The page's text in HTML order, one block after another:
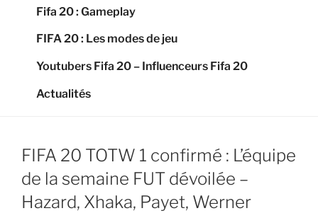
Fifa 20 : Gameplay
FIFA 20 : Les modes de jeu
Youtubers Fifa 20 – Influenceurs Fifa 20
Actualités
FIFA 20 TOTW 1 confirmé : L’équipe
de la semaine FUT dévoilée –
Hazard, Xhaka, Payet, Werner